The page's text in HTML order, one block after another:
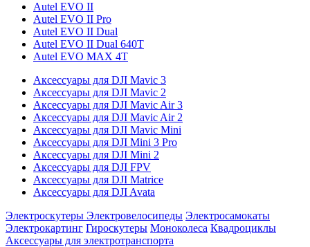
Autel EVO II
Autel EVO II Pro
Autel EVO II Dual
Autel EVO II Dual 640T
Autel EVO MAX 4T
Аксессуары для DJI Mavic 3
Аксессуары для DJI Mavic 2
Аксессуары для DJI Mavic Air 3
Аксессуары для DJI Mavic Air 2
Аксессуары для DJI Mavic Mini
Аксессуары для DJI Mini 3 Pro
Аксессуары для DJI Mini 2
Аксессуары для DJI FPV
Аксессуары для DJI Matrice
Аксессуары для DJI Avata
Электроскутеры Электровелосипеды Электросамокаты
Электрокартинг Гироскутеры Моноколеса Квадроциклы
Аксессуары для электротранспорта